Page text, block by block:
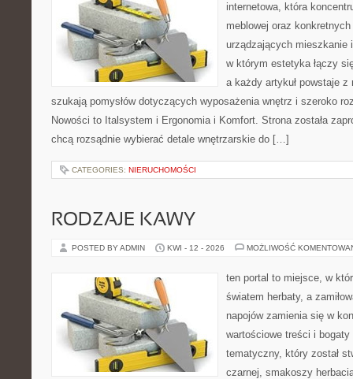
internetowa, która
meblowej oraz
urządzających mieszkanie
w którym estetyka łączy
a każdy artykuł powstaje
szukają pomysłów dotyczących wyposażenia wnętrz i szeroko
Nowości to Italsystem i Ergonomia i Komfort. Strona została
chcą rozsądnie wybierać detale wnętrzarskie do […]
CATEGORIES: NIERUCHOMOŚCI
RODZAJE KAWY
POSTED BY ADMIN KWI - 12 - 2026 MOŻLIWOŚĆ
ten portal to miejsce, w
światem herbaty, a
napojów zamienia się w
wartościowe treści i
tematyczny, który został
czarnej, smakoszy